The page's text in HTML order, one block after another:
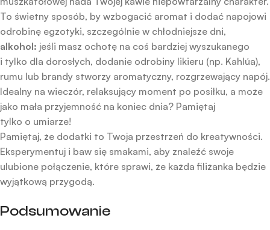
To świetny sposób, by wzbogacić aromat i dodać napojowi
odrobinę egzotyki, szczególnie w chłodniejsze dni,
alkohol: jeśli masz ochotę na coś bardziej wyszukanego
i tylko dla dorosłych, dodanie odrobiny likieru (np. Kahlúa),
rumu lub brandy stworzy aromatyczny, rozgrzewający napój.
Idealny na wieczór, relaksujący moment po posiłku, a może
jako mała przyjemność na koniec dnia? Pamiętaj
tylko o umiarze!
Pamiętaj, że dodatki to Twoja przestrzeń do kreatywności.
Eksperymentuj i baw się smakami, aby znaleźć swoje
ulubione połączenie, które sprawi, że każda filiżanka będzie
wyjątkową przygodą.
Podsumowanie